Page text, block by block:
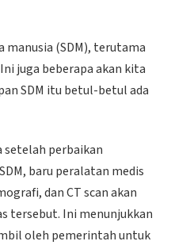
manusia (SDM), terutama
juga beberapa akan kita
SDM itu betul-betul ada
setelah perbaikan
baru peralatan medis
dan CT scan akan
tersebut. Ini menunjukkan
oleh pemerintah untuk